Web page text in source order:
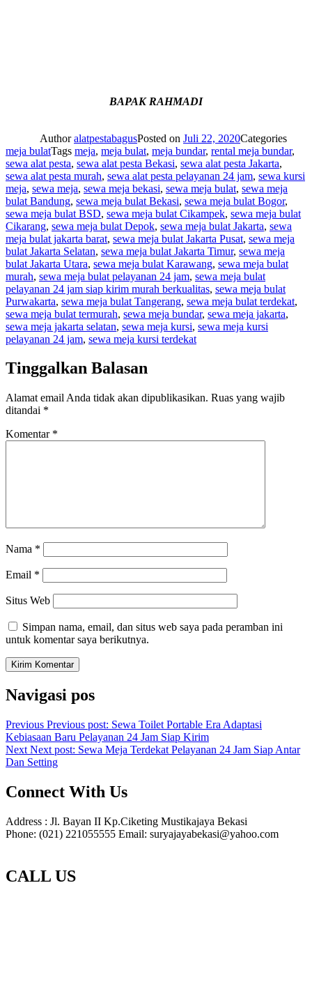
BAPAK RAHMADI
AuthoralatpestabagusPosted on Juli 22, 2020Categories
meja bulatTags meja, meja bulat, meja bundar, rental meja bundar,
sewa alat pesta, sewa alat pesta Bekasi, sewa alat pesta Jakarta,
sewa alat pesta murah, sewa alat pesta pelayanan 24 jam, sewa kursi
meja, sewa meja, sewa meja bekasi, sewa meja bulat, sewa meja
bulat Bandung, sewa meja bulat Bekasi, sewa meja bulat Bogor,
sewa meja bulat BSD, sewa meja bulat Cikampek, sewa meja bulat
Cikarang, sewa meja bulat Depok, sewa meja bulat Jakarta, sewa
meja bulat jakarta barat, sewa meja bulat Jakarta Pusat, sewa meja
bulat Jakarta Selatan, sewa meja bulat Jakarta Timur, sewa meja
bulat Jakarta Utara, sewa meja bulat Karawang, sewa meja bulat
murah, sewa meja bulat pelayanan 24 jam, sewa meja bulat
pelayanan 24 jam siap kirim murah berkualitas, sewa meja bulat
Purwakarta, sewa meja bulat Tangerang, sewa meja bulat terdekat,
sewa meja bulat termurah, sewa meja bundar, sewa meja jakarta,
sewa meja jakarta selatan, sewa meja kursi, sewa meja kursi
pelayanan 24 jam, sewa meja kursi terdekat
Tinggalkan Balasan
Alamat email Anda tidak akan dipublikasikan. Ruas yang wajib
ditandai *
Komentar *
Nama *
Email *
Situs Web
Simpan nama, email, dan situs web saya pada peramban ini
untuk komentar saya berikutnya.
Navigasi pos
Previous Previous post: Sewa Toilet Portable Era Adaptasi
Kebiasaan Baru Pelayanan 24 Jam Siap Kirim
Next Next post: Sewa Meja Terdekat Pelayanan 24 Jam Siap Antar
Dan Setting
Connect With Us
Address : Jl. Bayan II Kp.Ciketing Mustikajaya Bekasi
Phone: (021) 221055555 Email: suryajayabekasi@yahoo.com
CALL US